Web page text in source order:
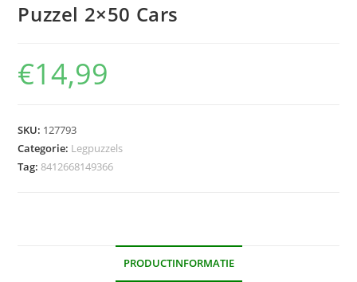
Puzzel 2×50 Cars
€14,99
SKU: 127793
Categorie: Legpuzzels
Tag:8412668149366
PRODUCTINFORMATIE